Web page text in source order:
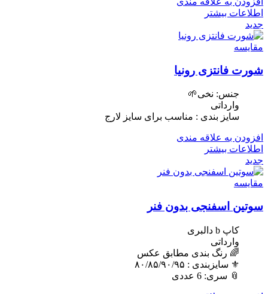
اطلاعات بیشتر
جدید
مقایسه
شورت فانتزی رونیا
جنس: نخی🌱
وارداتی
سایز بندی : مناسب برای سایز لارج
افزودن به علاقه مندی
اطلاعات بیشتر
جدید
مقایسه
سوتین اسفنجی بدون فنر
کاپ b دالبری
وارداتی
🌈 رنگ بندی مطابق عکس
⚜️ سایزبندی : ٨٠/٨۵/٩٠/٩۵
📎 سری: 6 عددی